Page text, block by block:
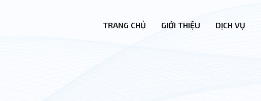
TRANG CHỦ
GIỚI THIỆU DỊCH VỤ